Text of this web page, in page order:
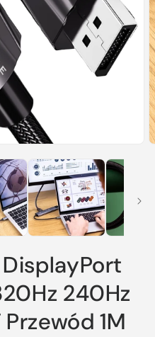
DisplayPort
240Hz
Przewód 1M